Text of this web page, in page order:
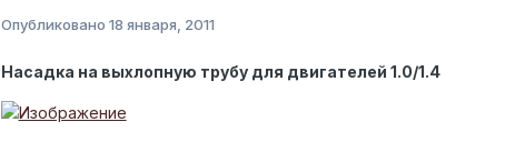
Опубликовано 18 января, 2011
Насадка на выхлопную трубу для двигателей 1.0/1.4